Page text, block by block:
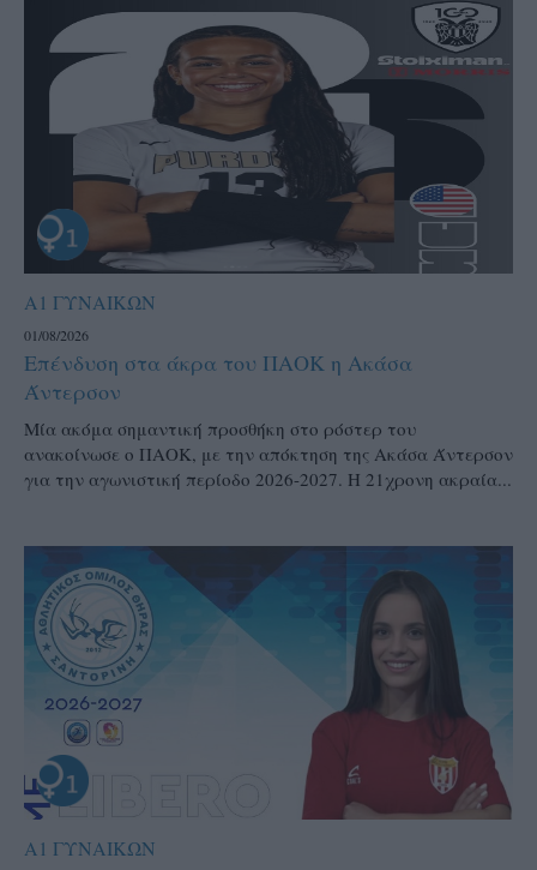
Α1 ΓΥΝΑΙΚΩΝ
01/08/2026
Επένδυση στα άκρα του ΠΑΟΚ η Ακάσα
Άντερσον
Μία ακόμα σημαντική προσθήκη στο ρόστερ του
ανακοίνωσε ο ΠΑΟΚ, με την απόκτηση της Ακάσα Άντερσον
για την αγωνιστική περίοδο 2026-2027. Η 21χρονη ακραία...
Α1 ΓΥΝΑΙΚΩΝ